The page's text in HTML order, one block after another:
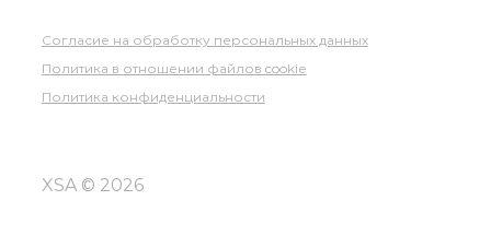
XSA © 2026
Согласие на обработку персональных данных
Политика в отношении файлов cookie
Политика конфиденциальности